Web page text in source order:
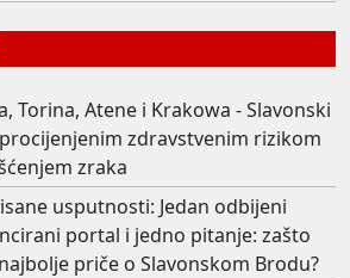
Torina, Atene i Krakowa - Slavonski
zdravstvenim rizikom
zraka
usputnosti: Jedan odbijeni
portal i jedno pitanje: zašto
priče o Slavonskom Brodu?